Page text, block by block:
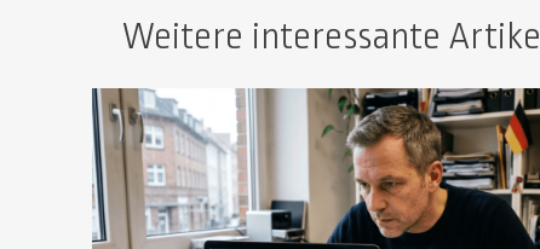
Weitere interessante Artikel